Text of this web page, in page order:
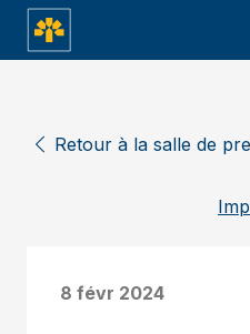
Retour à la salle de
8 févr 2024